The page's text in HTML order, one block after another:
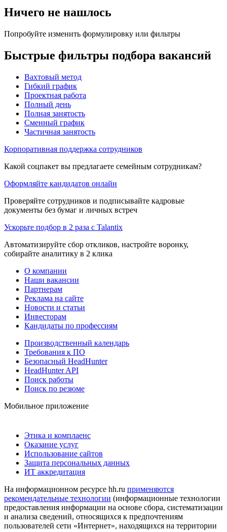
Ничего не нашлось
Попробуйте изменить формулировку или фильтры
Быстрые фильтры подбора вакансий
Вахтовый метод
Гибкий график
Проектная работа
Полный день
Полная занятость
Сменный график
Частичная занятость
Корпоративная поддержка сотрудников
Какой соцпакет вы предлагаете семейным сотрудникам?
Оформляйте кандидатов онлайн
Проверяйте сотрудников и подписывайте кадровые
документы без бумаг и личных встреч
Ускорьте подбор в 2 раза с Talantix
Автоматизируйте сбор откликов, настройте воронку,
собирайте аналитику в 2 клика
О компании
Наши вакансии
Партнерам
Реклама на сайте
Новости и статьи
Инвесторам
Кандидаты по профессиям
Производственный календарь
Требования к ПО
Безопасный HeadHunter
HeadHunter API
Поиск работы
Поиск по резюме
Мобильное приложение
Этика и комплаенс
Оказание услуг
Использование сайтов
Защита персональных данных
ИТ аккредитация
На информационном ресурсе hh.ru применяются
рекомендательные технологии (информационные технологии
предоставления информации на основе сбора, систематизации
и анализа сведений, относящихся к предпочтениям
пользователей сети «Интернет», находящихся на территории